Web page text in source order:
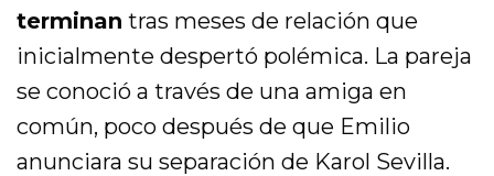
terminan tras meses de relación que
inicialmente despertó polémica. La pareja
se conoció a través de una amiga en
común, poco después de que Emilio
anunciara su separación de Karol Sevilla.